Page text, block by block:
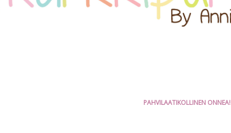
PAHVILAATIKOLLINEN ONNEA!